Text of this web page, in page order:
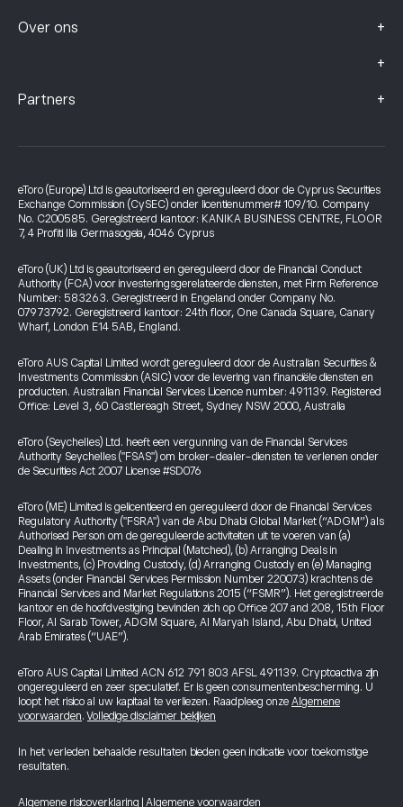
Over ons +
+
Partners +
eToro (Europe) Ltd is geautoriseerd en gereguleerd door de Cyprus Securities
Exchange Commission (CySEC) onder licentienummer# 109/10. Company
No. C200585. Geregistreerd kantoor: KANIKA BUSINESS CENTRE, FLOOR
7, 4 Profiti Ilia Germasogeia, 4046 Cyprus
eToro (UK) Ltd is geautoriseerd en gereguleerd door de Financial Conduct
Authority (FCA) voor investeringsgerelateerde diensten, met Firm Reference
Number: 583263. Geregistreerd in Engeland onder Company No.
07973792. Geregistreerd kantoor: 24th floor, One Canada Square, Canary
Wharf, London E14 5AB, England.
eToro AUS Capital Limited wordt gereguleerd door de Australian Securities &
Investments Commission (ASIC) voor de levering van financiële diensten en
producten. Australian Financial Services Licence number: 491139. Registered
Office: Level 3, 60 Castlereagh Street, Sydney NSW 2000, Australia
eToro (Seychelles) Ltd. heeft een vergunning van de Financial Services
Authority Seychelles ("FSAS") om broker-dealer-diensten te verlenen onder
de Securities Act 2007 License #SD076
eToro (ME) Limited is gelicentieerd en gereguleerd door de Financial Services
Regulatory Authority ("FSRA") van de Abu Dhabi Global Market (“ADGM”) als
Authorised Person om de gereguleerde activiteiten uit te voeren van (a)
Dealing in Investments as Principal (Matched), (b) Arranging Deals in
Investments, (c) Providing Custody, (d) Arranging Custody en (e) Managing
Assets (onder Financial Services Permission Number 220073) krachtens de
Financial Services and Market Regulations 2015 (“FSMR”). Het geregistreerde
kantoor en de hoofdvestiging bevinden zich op Office 207 and 208, 15th Floor
Floor, Al Sarab Tower, ADGM Square, Al Maryah Island, Abu Dhabi, United
Arab Emirates (“UAE”).
eToro AUS Capital Limited ACN 612 791 803 AFSL 491139. Cryptoactiva zijn
ongereguleerd en zeer speculatief. Er is geen consumentenbescherming. U
loopt het risico al uw kapitaal te verliezen. Raadpleeg onze Algemene
voorwaarden.Volledige disclaimer bekijken
In het verleden behaalde resultaten bieden geen indicatie voor toekomstige
resultaten.
Algemene risicoverklaring Algemene voorwaarden